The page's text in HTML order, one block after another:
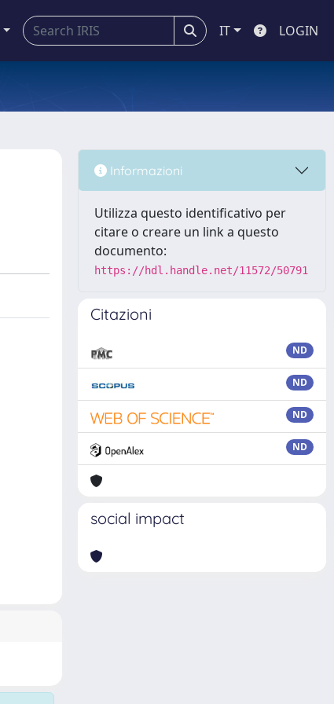
IT LOGIN
Informazioni
Utilizza questo identificativo per
citare o creare un link a questo
documento:
https://hdl.handle.net/11572/50791
Citazioni
ND
ND
ND
ND
social impact